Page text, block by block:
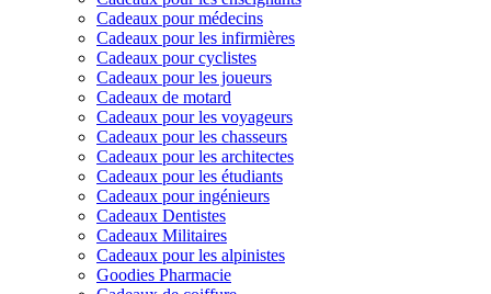
Cadeaux pour médecins
Cadeaux pour les infirmières
Cadeaux pour cyclistes
Cadeaux pour les joueurs
Cadeaux de motard
Cadeaux pour les voyageurs
Cadeaux pour les chasseurs
Cadeaux pour les architectes
Cadeaux pour les étudiants
Cadeaux pour ingénieurs
Cadeaux Dentistes
Cadeaux Militaires
Cadeaux pour les alpinistes
Goodies Pharmacie